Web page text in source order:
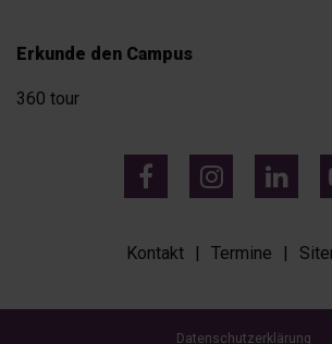
Erkunde den Campus
360 tour
Kontakt Termine
Datenschutzerklärung